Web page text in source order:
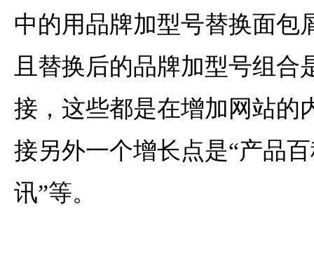
中的用品牌加型号替换面包
且替换后的品牌加型号组合
接，这些都是在增加网站的
接另外一个增长点是“产品
讯”等。